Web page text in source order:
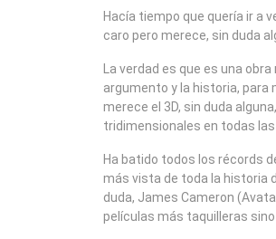
Hacía tiempo que quería ir a
caro pero merece, sin duda
La verdad es que es una
argumento y la historia, para
merece el 3D, sin duda
tridimensionales en todas las
Ha batido todos los récords
más vista de toda la historia
duda, James Cameron
películas más taquilleras sino